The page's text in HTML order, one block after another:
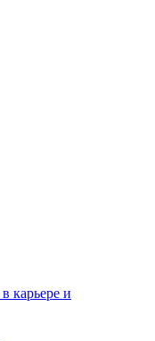
карьере и